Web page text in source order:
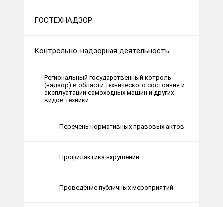
ГОСТЕХНАДЗОР
Контрольно-надзорная деятельность
Региональный государственный котроль
(надзор) в области технического состояния и
эксплуатации самоходных машин и других
видов техники
Перечень нормативных правовых актов
Профилактика нарушений
Проведение публичных мероприятий